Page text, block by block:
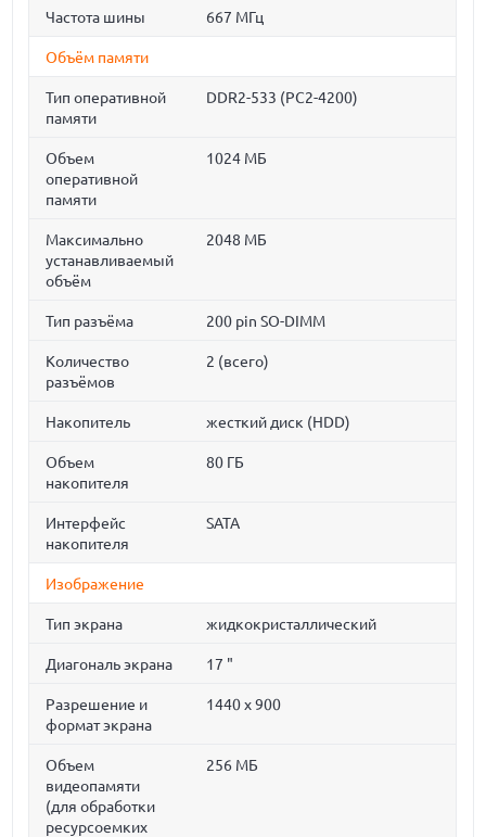
Частота шины 667 МГц
Объём памяти
Тип оперативной
памяти
DDR2-533 (PC2-4200)
Объем
оперативной
памяти
1024 МБ
Максимально
устанавливаемый
объём
2048 МБ
Тип разъёма 200 pin SO-DIMM
Количество
разъёмов
2 (всего)
Накопитель жесткий диск (HDD)
Объем
накопителя
80 ГБ
Интерфейс
накопителя
SATA
Изображение
Тип экрана жидкокристаллический
Диагональ экрана 17 "
Разрешение и
формат экрана
1440 x 900
Объем
видеопамяти
(для обработки
ресурсоемких
256 МБ